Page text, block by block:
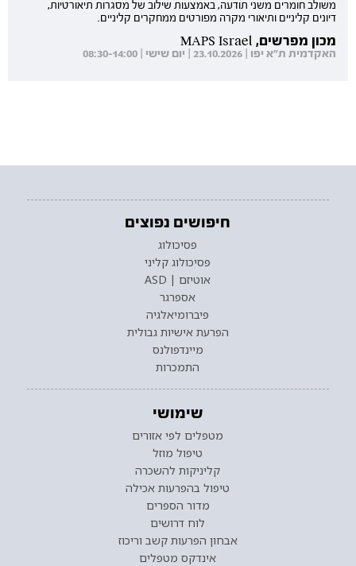
משולב חומרים משני תודעה, באמצעות שילוב של מסגרות תיאורטיות,
דיונים קליניים ותיאורי מקרה מפורטים ממחקרים קליניים.
מכון מפרשים, MAPS Israel
האקדמית ת"א יפו | 23.10.2026 | יום שישי | 08:30-14:00
חיפושים נפוצים
פסיכולוג
פסיכולוג קליני
אוטיזם | ASD
אספרגר
פיברומיאלגיה
הפרעת אישיות גבולית
מיינדפולנס
התמכרות
שימושי
מטפלים לפי אזורים
טיפול מוזל
קליניקות להשכרה
טיפול בהפרעות אכילה
מדור הספרים
לוח דרושים
אבחון הפרעות קשב וריכוז
אינדקס מטפלים